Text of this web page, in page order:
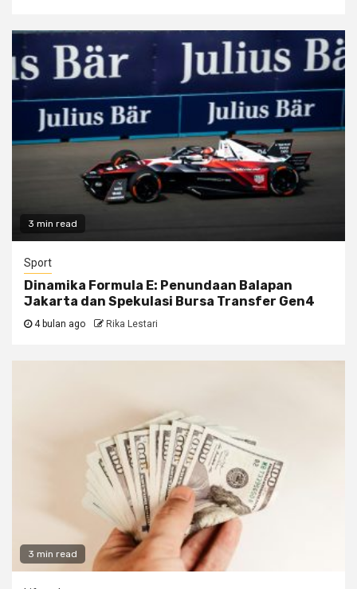
3 min read
Sport
Dinamika Formula E: Penundaan Balapan
Jakarta dan Spekulasi Bursa Transfer Gen4
4 bulan ago Rika Lestari
3 min read